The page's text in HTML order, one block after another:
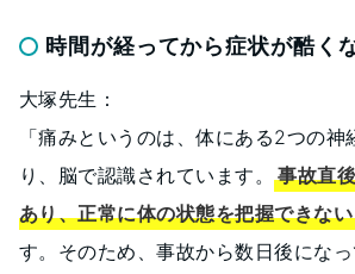
時間が経ってから症状が酷く
大塚先生：
「痛みというのは、体にある2つの神
り、脳で認識されています。事故直
あり、正常に体の状態を把握できない
す。そのため、事故から数日後にな